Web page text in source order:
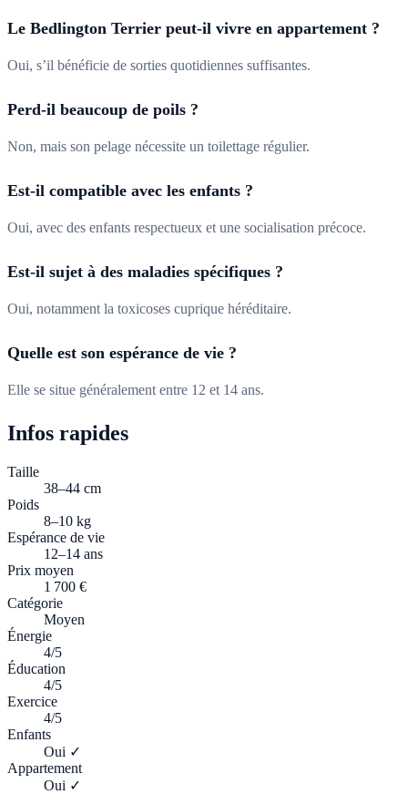
Le Bedlington Terrier peut-il vivre en appartement ?
Oui, s’il bénéficie de sorties quotidiennes suffisantes.
Perd-il beaucoup de poils ?
Non, mais son pelage nécessite un toilettage régulier.
Est-il compatible avec les enfants ?
Oui, avec des enfants respectueux et une socialisation précoce.
Est-il sujet à des maladies spécifiques ?
Oui, notamment la toxicoses cuprique héréditaire.
Quelle est son espérance de vie ?
Elle se situe généralement entre 12 et 14 ans.
Infos rapides
Taille
38–44 cm
Poids
8–10 kg
Espérance de vie
12–14 ans
Prix moyen
1 700 €
Catégorie
Moyen
Énergie
4/5
Éducation
4/5
Exercice
4/5
Enfants
Oui ✓
Appartement
Oui ✓